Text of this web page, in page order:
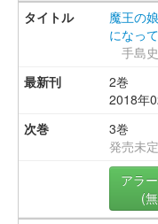
魔王の
になっ
手島
2巻
2018年
3巻
発売未定
アラ
(